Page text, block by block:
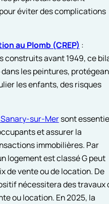
éviter des complications
au Plomb (CREP) :
construits avant 1949, ce
les peintures,
les enfants, des risques
sur-Mersont
et assurer la
immobilières. Par
logement est classé G peut
de vente ou de location. De
nécessitera des travaux
ou location. En 2025, la